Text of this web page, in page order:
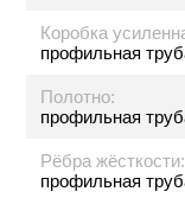
Коробка
профильная
Полотно:
профильная
Рёбра жёсткости:
профильная